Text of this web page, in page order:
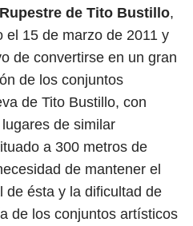
de Tito Bustillo,
el 15 de marzo de 2011 y
de convertirse en un gran
de los conjuntos
de Tito Bustillo, con
de similar
a 300 metros de
de mantener el
de ésta y la dificultad de
de los conjuntos artísticos